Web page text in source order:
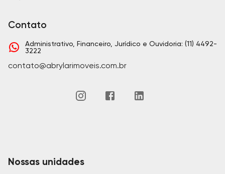
Contato
Administrativo, Financeiro, Jurídico e Ouvidoria: (11) 4492-
3222
contato@abrylarimoveis.com.br
Nossas unidades